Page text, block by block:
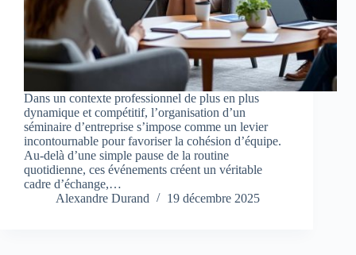
Dans un contexte professionnel de plus en plus
dynamique et compétitif, l’organisation d’un
séminaire d’entreprise s’impose comme un levier
incontournable pour favoriser la cohésion d’équipe.
Au-delà d’une simple pause de la routine
quotidienne, ces événements créent un véritable
cadre d’échange,…
Alexandre Durand
19 décembre 2025